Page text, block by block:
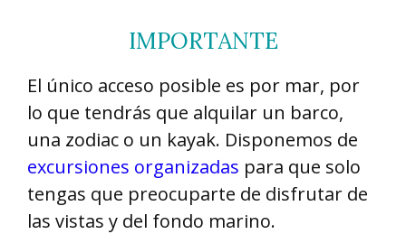
IMPORTANTE
El único acceso posible es por mar, por
lo que tendrás que alquilar un barco,
una zodiac o un kayak. Disponemos de
excursiones organizadas para que solo
tengas que preocuparte de disfrutar de
las vistas y del fondo marino.